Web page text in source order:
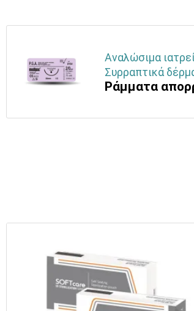
Αναλώσιμα
Συρραπτικά
Ράμματα